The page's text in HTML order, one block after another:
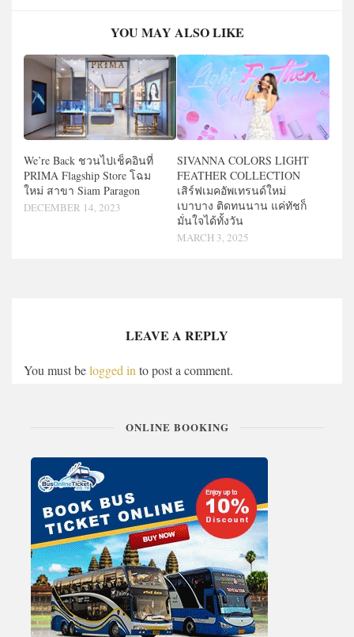
YOU MAY ALSO LIKE
We’re Back ชวนไปเช็คอินที่
PRIMA Flagship Store โฉม
ใหม่ สาขา Siam Paragon
DECEMBER 14, 2023
SIVANNA COLORS LIGHT
FEATHER COLLECTION
เสิร์ฟเมคอัพเทรนด์ใหม่
เบาบาง ติดทนนาน แค่ทัชก็
มั่นใจได้ทั้งวัน
MARCH 3, 2025
LEAVE A REPLY
You must belogged into post a comment.
ONLINE BOOKING